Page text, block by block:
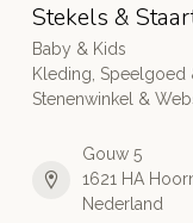
Stekels &
Baby & Kids
Kleding, Speelgoed
Stenenwinkel &
Gouw 5
1621 HA
Nederland